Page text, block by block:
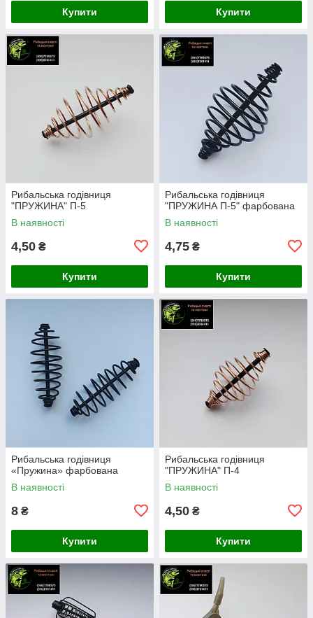
Купити Купити
Рибальська годівниця
"ПРУЖИНА" П-5
В наявності
4,50 ₴
Купити
Рибальська годівниця
"ПРУЖИНА П-5" фарбована
В наявності
4,75 ₴
Купити
Рибальська годівниця
«Пружина» фарбована
В наявності
8 ₴
Купити
Рибальська годівниця
"ПРУЖИНА" П-4
В наявності
4,50 ₴
Купити